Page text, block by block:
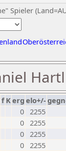
Spieler
Hartl
f Kerg elo+/-
0 2255
0 2255
0 2255
0 2255